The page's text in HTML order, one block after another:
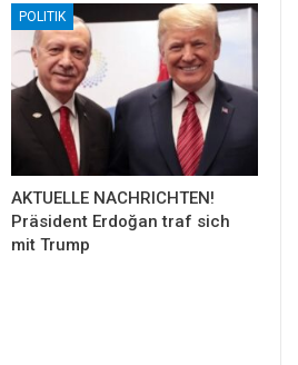
POLITIK
AKTUELLE NACHRICHTEN!
Präsident Erdoğan traf sich
mit Trump